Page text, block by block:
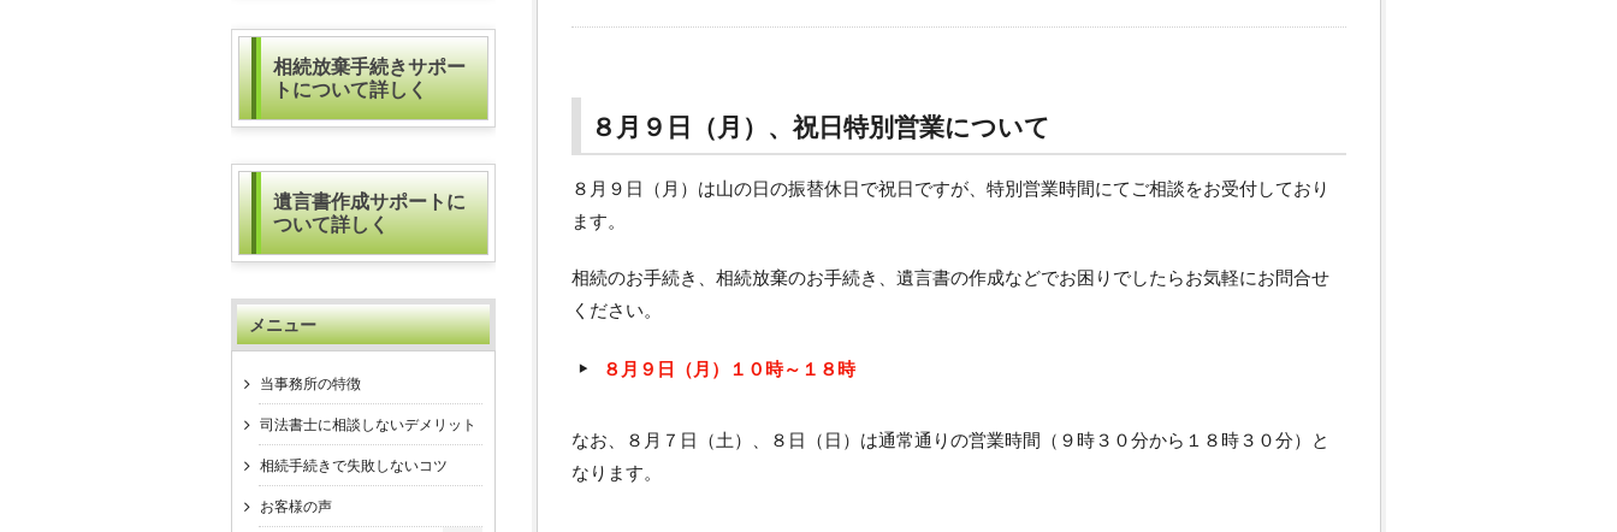
８月９日（月）、祝日特別営業について
８月９日（月）は山の日の振替休日で祝日ですが、特別営業時間にてご相談をお受付しており
ます。
相続のお手続き、相続放棄のお手続き、遺言書の作成などでお困りでしたらお気軽にお問合せ
ください。
８月９日（月）１０時～１８時
なお、８月７日（土）、８日（日）は通常通りの営業時間（９時３０分から１８時３０分）と
なります。
相続放棄手続きサポー
トについて詳しく
遺言書作成サポートに
ついて詳しく
メニュー
当事務所の特徴
司法書士に相談しないデメリット
相続手続きで失敗しないコツ
お客様の声